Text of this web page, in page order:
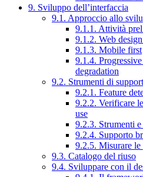
9. Sviluppo dell’interfaccia
9.1. Approccio allo
9.1.1. Attività
9.1.2. Web
9.1.3. Mobile first
9.1.4.
degradation
9.2. Strumenti di
9.2.1. Feature
9.2.2. Verificare
use
9.2.3. Strumenti
9.2.4. Supporto
9.2.5. Misurare le
9.3. Catalogo del riuso
9.4. Sviluppare con il